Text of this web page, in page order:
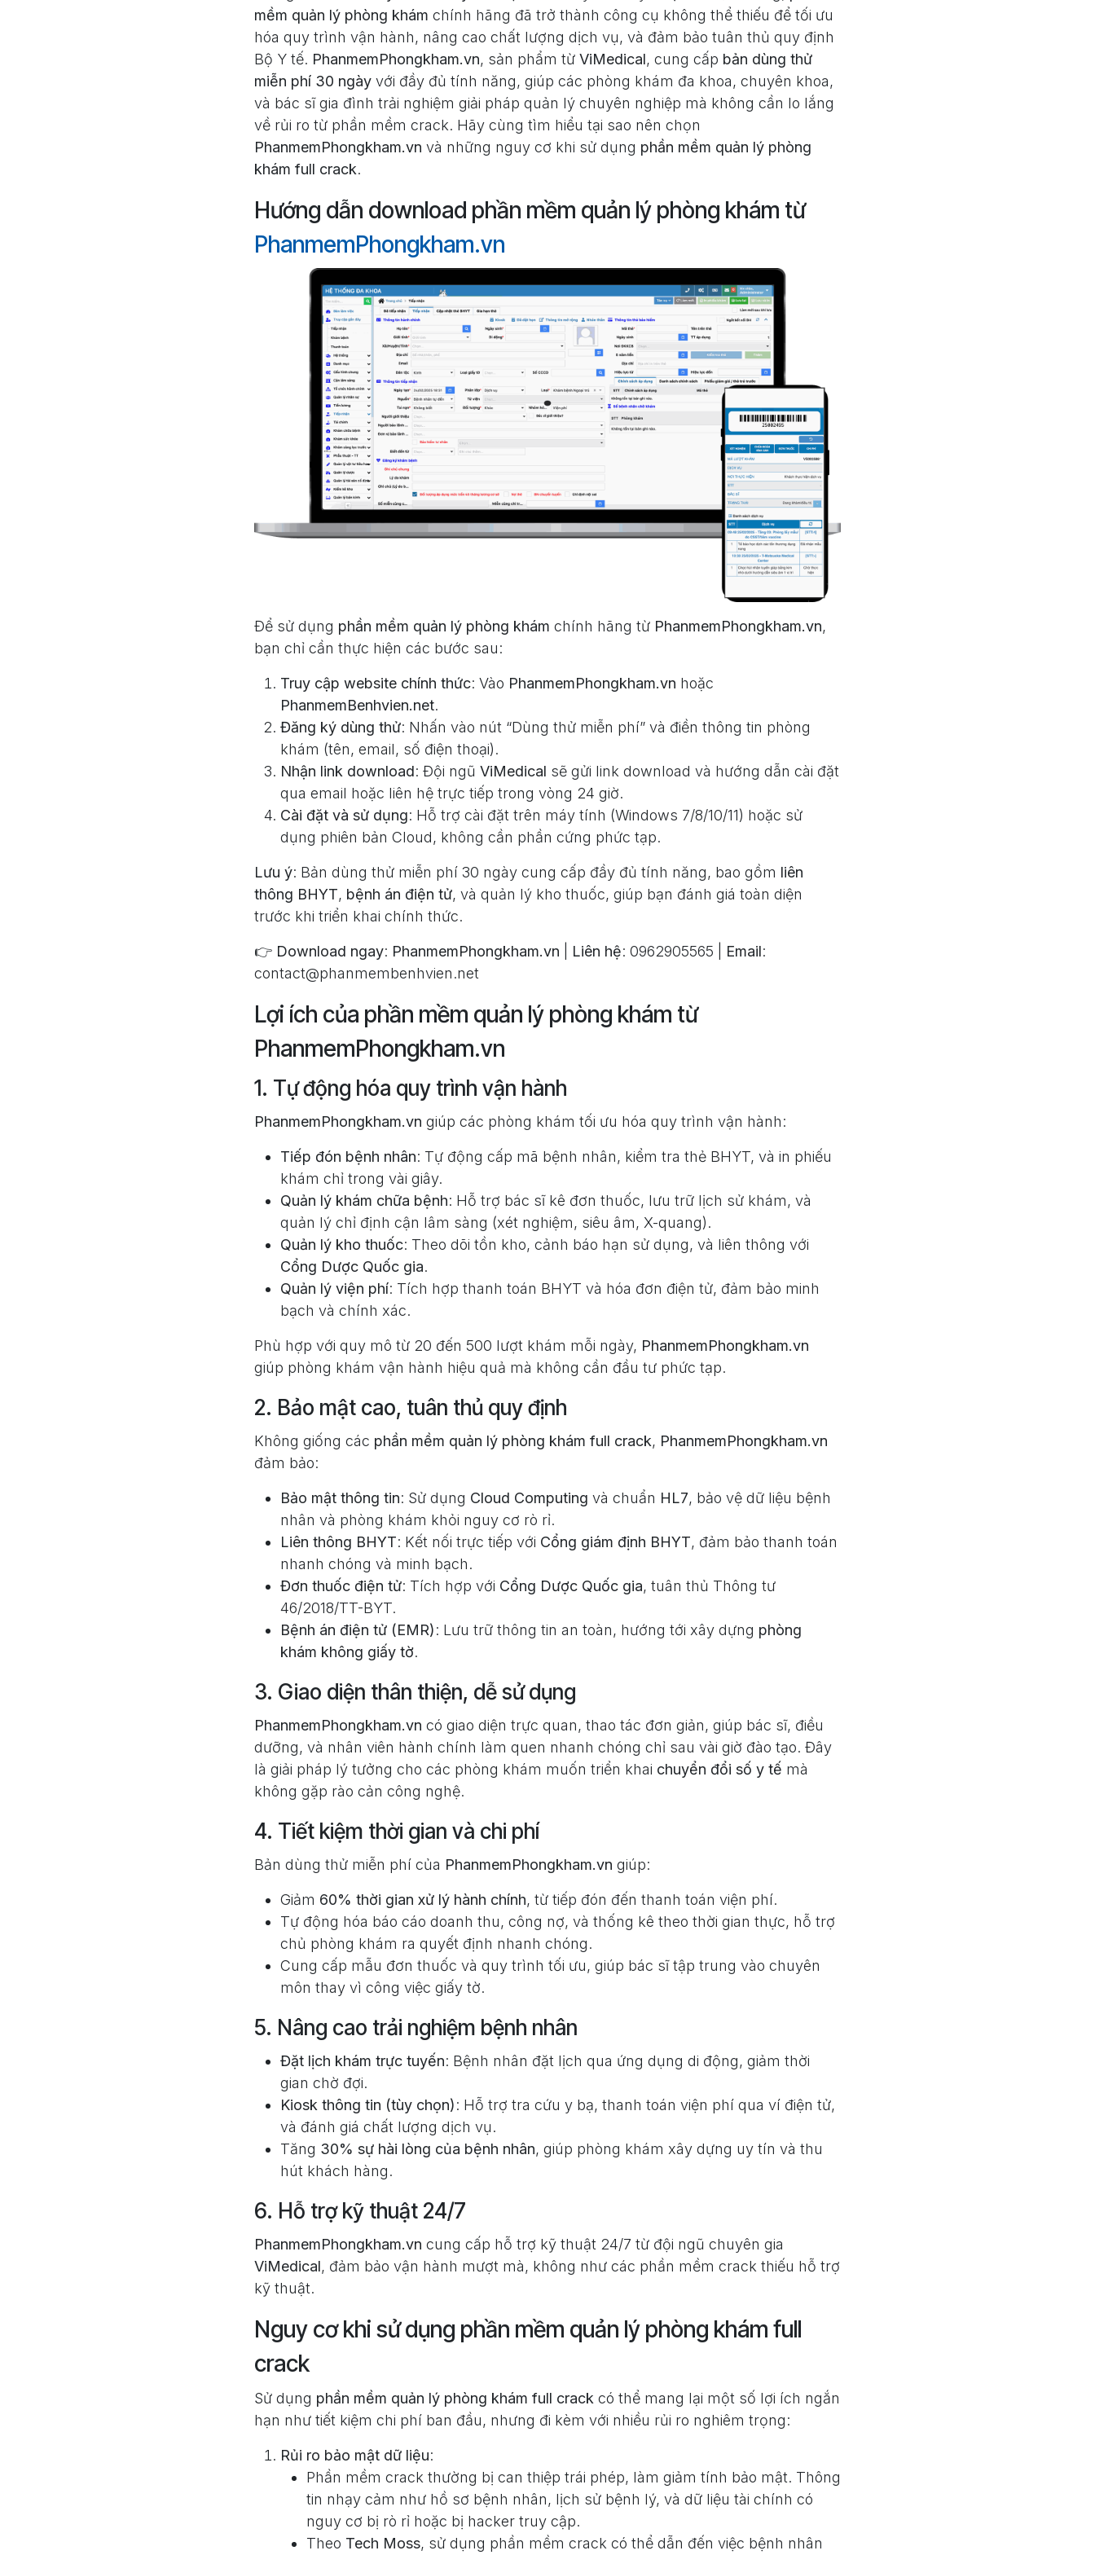
mềm quản lý phòng khám chính hãng đã trở thành công cụ không thể thiếu để tối ưu
hóa quy trình vận hành, nâng cao chất lượng dịch vụ, và đảm bảo tuân thủ quy định
Bộ Y tế. PhanmemPhongkham.vn, sản phẩm từ ViMedical, cung cấp bản dùng thử
miễn phí 30 ngày với đầy đủ tính năng, giúp các phòng khám đa khoa, chuyên khoa,
và bác sĩ gia đình trải nghiệm giải pháp quản lý chuyên nghiệp mà không cần lo lắng
về rủi ro từ phần mềm crack. Hãy cùng tìm hiểu tại sao nên chọn
PhanmemPhongkham.vn và những nguy cơ khi sử dụng phần mềm quản lý phòng
khám full crack.
Hướng dẫn download phần mềm quản lý phòng khám từ
PhanmemPhongkham.vn
Để sử dụng phần mềm quản lý phòng khám chính hãng từ PhanmemPhongkham.vn,
bạn chỉ cần thực hiện các bước sau:
Truy cập website chính thức: Vào PhanmemPhongkham.vn hoặc
PhanmemBenhvien.net.
Đăng ký dùng thử: Nhấn vào nút “Dùng thử miễn phí” và điền thông tin phòng
khám (tên, email, số điện thoại).
Nhận link download: Đội ngũ ViMedical sẽ gửi link download và hướng dẫn cài đặt
qua email hoặc liên hệ trực tiếp trong vòng 24 giờ.
Cài đặt và sử dụng: Hỗ trợ cài đặt trên máy tính (Windows 7/8/10/11) hoặc sử
dụng phiên bản Cloud, không cần phần cứng phức tạp.
Lưu ý: Bản dùng thử miễn phí 30 ngày cung cấp đầy đủ tính năng, bao gồm liên
thông BHYT, bệnh án điện tử, và quản lý kho thuốc, giúp bạn đánh giá toàn diện
trước khi triển khai chính thức.
👉 Download ngay: PhanmemPhongkham.vn Liên hệ: 0962905565 | Email:
contact@phanmembenhvien.net
Lợi ích của phần mềm quản lý phòng khám từ
PhanmemPhongkham.vn
1. Tự động hóa quy trình vận hành
PhanmemPhongkham.vn giúp các phòng khám tối ưu hóa quy trình vận hành:
Tiếp đón bệnh nhân: Tự động cấp mã bệnh nhân, kiểm tra thẻ BHYT, và in phiếu
khám chỉ trong vài giây.
Quản lý khám chữa bệnh: Hỗ trợ bác sĩ kê đơn thuốc, lưu trữ lịch sử khám, và
quản lý chỉ định cận lâm sàng (xét nghiệm, siêu âm, X-quang).
Quản lý kho thuốc: Theo dõi tồn kho, cảnh báo hạn sử dụng, và liên thông với
Cổng Dược Quốc gia.
Quản lý viện phí: Tích hợp thanh toán BHYT và hóa đơn điện tử, đảm bảo minh
bạch và chính xác.
Phù hợp với quy mô từ 20 đến 500 lượt khám mỗi ngày, PhanmemPhongkham.vn
giúp phòng khám vận hành hiệu quả mà không cần đầu tư phức tạp.
2. Bảo mật cao, tuân thủ quy định
Không giống các phần mềm quản lý phòng khám full crack, PhanmemPhongkham.vn
đảm bảo:
Bảo mật thông tin: Sử dụng Cloud Computing và chuẩn HL7, bảo vệ dữ liệu bệnh
nhân và phòng khám khỏi nguy cơ rò rỉ.
Liên thông BHYT: Kết nối trực tiếp với Cổng giám định BHYT, đảm bảo thanh toán
nhanh chóng và minh bạch.
Đơn thuốc điện tử: Tích hợp với Cổng Dược Quốc gia, tuân thủ Thông tư
46/2018/TT-BYT.
Bệnh án điện tử (EMR): Lưu trữ thông tin an toàn, hướng tới xây dựng phòng
khám không giấy tờ.
3. Giao diện thân thiện, dễ sử dụng
PhanmemPhongkham.vn có giao diện trực quan, thao tác đơn giản, giúp bác sĩ, điều
dưỡng, và nhân viên hành chính làm quen nhanh chóng chỉ sau vài giờ đào tạo. Đây
là giải pháp lý tưởng cho các phòng khám muốn triển khai chuyển đổi số y tế mà
không gặp rào cản công nghệ.
4. Tiết kiệm thời gian và chi phí
Bản dùng thử miễn phí của PhanmemPhongkham.vn giúp:
Giảm 60% thời gian xử lý hành chính, từ tiếp đón đến thanh toán viện phí.
Tự động hóa báo cáo doanh thu, công nợ, và thống kê theo thời gian thực, hỗ trợ
chủ phòng khám ra quyết định nhanh chóng.
Cung cấp mẫu đơn thuốc và quy trình tối ưu, giúp bác sĩ tập trung vào chuyên
môn thay vì công việc giấy tờ.
5. Nâng cao trải nghiệm bệnh nhân
Đặt lịch khám trực tuyến: Bệnh nhân đặt lịch qua ứng dụng di động, giảm thời
gian chờ đợi.
Kiosk thông tin (tùy chọn): Hỗ trợ tra cứu y bạ, thanh toán viện phí qua ví điện tử,
và đánh giá chất lượng dịch vụ.
Tăng 30% sự hài lòng của bệnh nhân, giúp phòng khám xây dựng uy tín và thu
hút khách hàng.
6. Hỗ trợ kỹ thuật 24/7
PhanmemPhongkham.vn cung cấp hỗ trợ kỹ thuật 24/7 từ đội ngũ chuyên gia
ViMedical, đảm bảo vận hành mượt mà, không như các phần mềm crack thiếu hỗ trợ
kỹ thuật.
Nguy cơ khi sử dụng phần mềm quản lý phòng khám full
crack
Sử dụng phần mềm quản lý phòng khám full crack có thể mang lại một số lợi ích ngắn
hạn như tiết kiệm chi phí ban đầu, nhưng đi kèm với nhiều rủi ro nghiêm trọng:
Rủi ro bảo mật dữ liệu:
Phần mềm crack thường bị can thiệp trái phép, làm giảm tính bảo mật. Thông
tin nhạy cảm như hồ sơ bệnh nhân, lịch sử bệnh lý, và dữ liệu tài chính có
nguy cơ bị rò rỉ hoặc bị hacker truy cập.
Theo Tech Moss, sử dụng phần mềm crack có thể dẫn đến việc bệnh nhân